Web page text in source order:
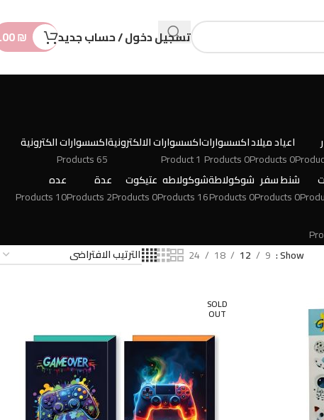
تسجيل دخول / حساب جديد ₪
اعياد ميلاد
0 Products
اكسسوارات
0 Products
اكسسوارات الالكترونية
1 Product
اكسسوارات الكترونية
65 Products
شنط سفر
0 Products
شوكولاطة
0 Products
شوكولاطه
16 Products
عتيكوت
0 Products
عدة
2 Products
عده
10 Products
Show
9
12
18
24
SOLD
OUT